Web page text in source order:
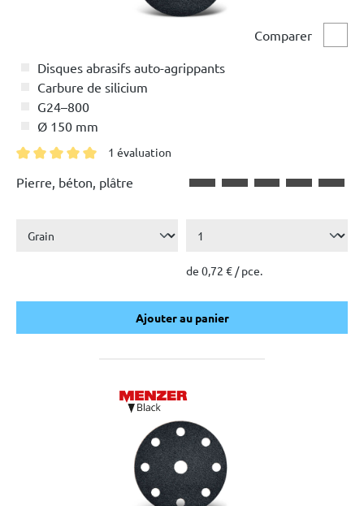
Comparer
Disques abrasifs auto-agrippants
Carbure de silicium
G24–800
Ø 150 mm
1 évaluation
Pierre, béton, plâtre
de 0,72 € / pce.
Ajouter au panier
Ajouter au panier